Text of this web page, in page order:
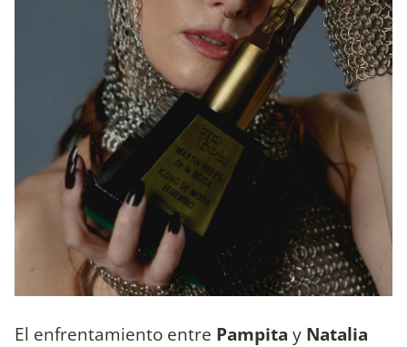
El enfrentamiento entre Pampita y Natalia